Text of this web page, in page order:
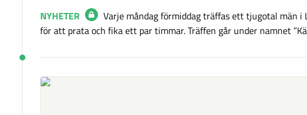
NYHETER
Varje måndag förmiddag träffas ett tjugotal män i
för att prata och fika ett par timmar. Träffen går under namnet